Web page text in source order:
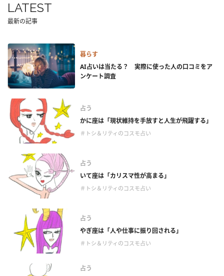
LATEST
最新の記事
暮らす
AI占いは当たる？ 実際に使った人の口コミをア
ンケート調査
占う
かに座は「現状維持を手放すと人生が飛躍する」
＃トシ＆リティのコスモ占い
占う
いて座は「カリスマ性が高まる」
＃トシ＆リティのコスモ占い
占う
やぎ座は「人や仕事に振り回される」
＃トシ＆リティのコスモ占い
占う